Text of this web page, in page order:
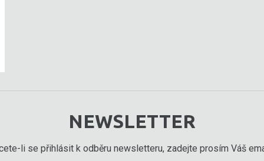
NEWSLETTER
li se přihlásit k odběru newsletteru, zadejte prosím Váš